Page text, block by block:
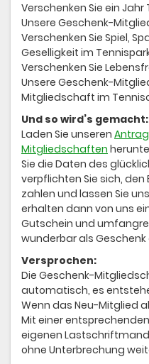
Verschenken Sie ein Jahr
Unsere Geschenk-
Verschenken Sie Spiel,
Geselligkeit im
Verschenken Sie
Unsere Geschenk-
Mitgliedschaft im
Und so wird’s gemacht:
Laden Sie unseren
Mitgliedschaften
Sie die Daten des
verpflichten Sie sich,
zahlen und lassen Sie
erhalten dann von uns
Gutschein und
wunderbar als Geschenk
Versprochen:
Die Geschenk-
automatisch, es
Wenn das Neu-Mitglied
Mit einer
eigenen
ohne Unterbrechung